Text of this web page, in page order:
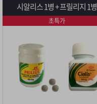
시알리스 1병 + 프릴리지 1병
초특가